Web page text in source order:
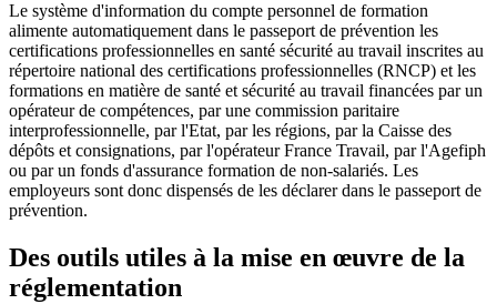
Le système d'information du compte personnel de formation
alimente automatiquement dans le passeport de prévention les
certifications professionnelles en santé sécurité au travail inscrites au
répertoire national des certifications professionnelles (RNCP) et les
formations en matière de santé et sécurité au travail financées par un
opérateur de compétences, par une commission paritaire
interprofessionnelle, par l'Etat, par les régions, par la Caisse des
dépôts et consignations, par l'opérateur France Travail, par l'Agefiph
ou par un fonds d'assurance formation de non-salariés. Les
employeurs sont donc dispensés de les déclarer dans le passeport de
prévention.
Des outils utiles à la mise en œuvre de la
réglementation